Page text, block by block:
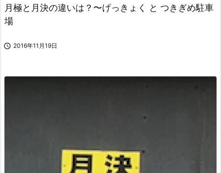
検索
月極と月決の違いは？〜げっきょく と つきぎめ駐車
場
 2016年11月19日